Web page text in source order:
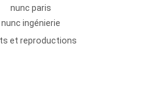
nunc paris
nunc ingénierie
et reproductions